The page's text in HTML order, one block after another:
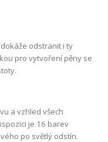
odstranit i ty
pro vytvoření pěny se
a vzhled všech
je 16 barev
po světlý odstín.